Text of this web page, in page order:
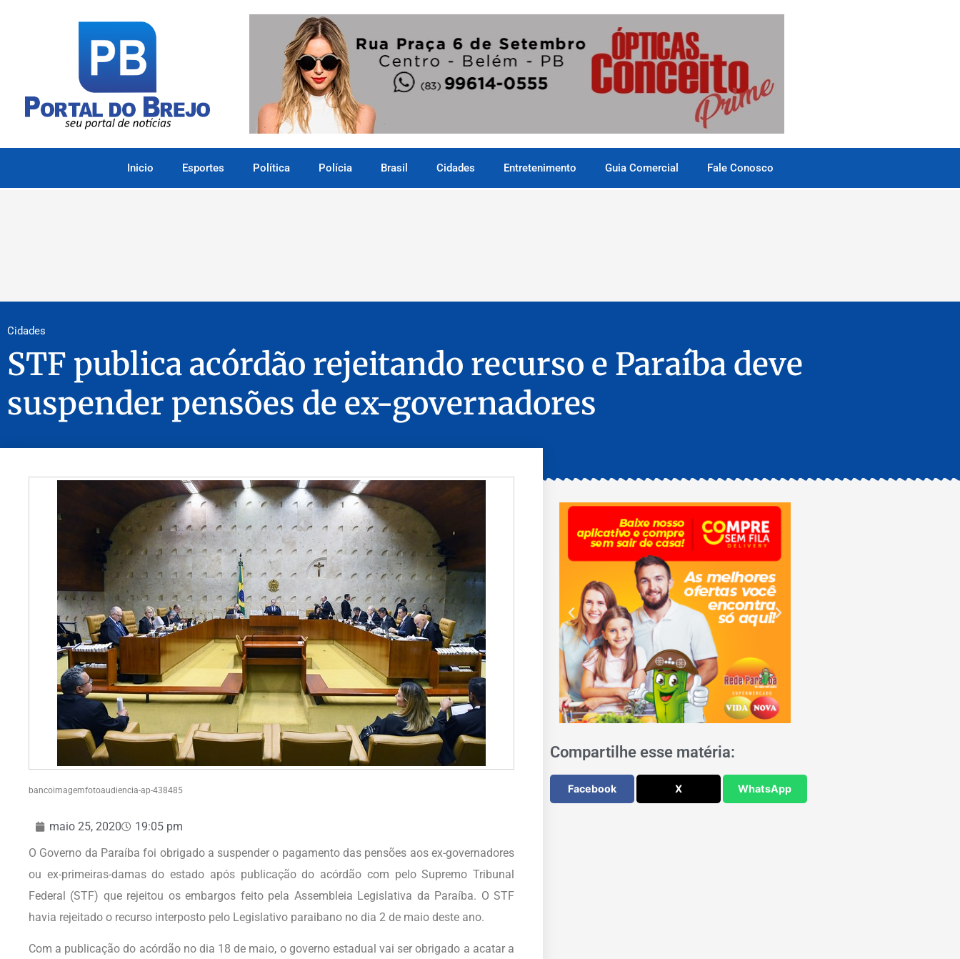
Inicio Esportes Política Polícia Brasil Cidades Entretenimento Guia Comercial Fale Conosco
Cidades
STF publica acórdão rejeitando recurso e Paraíba deve
suspender pensões de ex-governadores
bancoimagemfotoaudiencia-ap-438485
maio 25, 2020
19:05 pm
O Governo da Paraíba foi obrigado a suspender o pagamento das pensões aos ex-governadores
ou ex-primeiras-damas do estado após publicação do acórdão com pelo Supremo Tribunal
Federal (STF) que rejeitou os embargos feito pela Assembleia Legislativa da Paraíba. O STF
havia rejeitado o recurso interposto pelo Legislativo paraibano no dia 2 de maio deste ano.
Com a publicação do acórdão no dia 18 de maio, o governo estadual vai ser obrigado a acatar a
Compartilhe esse matéria:
Facebook X WhatsApp